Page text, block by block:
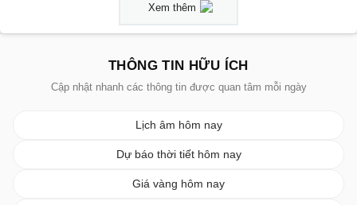
Xem thêm
THÔNG TIN HỮU ÍCH
Cập nhật nhanh các thông tin được quan tâm mỗi ngày
Lịch âm hôm nay
Dự báo thời tiết hôm nay
Giá vàng hôm nay